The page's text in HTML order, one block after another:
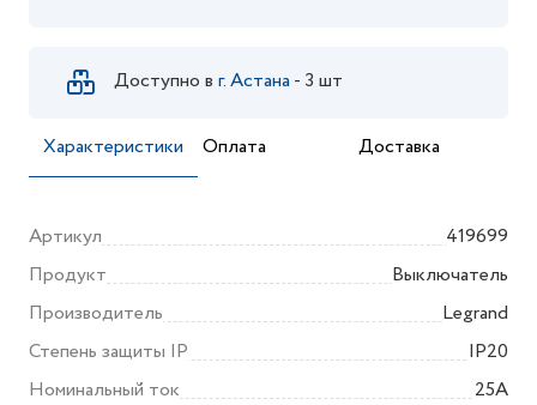
Доступно в г. Астана - 3 шт
Характеристики Оплата Доставка
Артикул
419699
Продукт
Выключатель
Производитель
Legrand
Степень защиты IP
IP20
Номинальный ток
25А